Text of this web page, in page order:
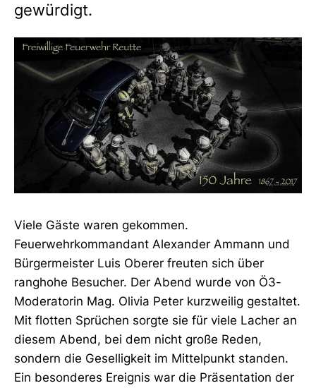
gewürdigt.
Viele Gäste waren gekommen.
Feuerwehrkommandant Alexander Ammann und
Bürgermeister Luis Oberer freuten sich über
ranghohe Besucher. Der Abend wurde von Ö3-
Moderatorin Mag. Olivia Peter kurzweilig gestaltet.
Mit flotten Sprüchen sorgte sie für viele Lacher an
diesem Abend, bei dem nicht große Reden,
sondern die Geselligkeit im Mittelpunkt standen.
Ein besonderes Ereignis war die Präsentation der